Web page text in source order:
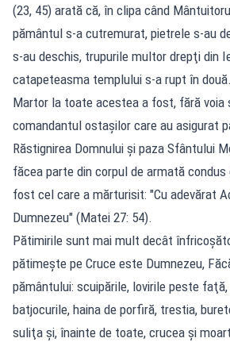
(23, 45) arată că, în clipa când
pământul s-a cutremurat, pietrele s-au
s-au deschis, trupurile multor drepţi din
catapeteasma templului s-a rupt în două.
Martor la toate acestea a fost, fără voia
comandantul ostaşilor care au asigurat
Răstignirea Domnului şi paza Sfântului
făcea parte din corpul de armată
fost cel care a mărturisit: "Cu adevărat
Dumnezeu" (Matei 27: 54).
Pătimirile sunt mai mult decât
pătimeşte pe Cruce este Dumnezeu,
pământului: scuipările, lovirile peste
batjocurile, haina de porfiră, trestia,
suliţa şi, înainte de toate, crucea şi